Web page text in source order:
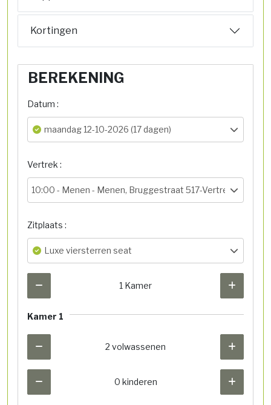
Kortingen
BEREKENING
Datum :
maandag 12-10-2026 (17 dagen)
Vertrek :
10:00 - Menen - Menen, Bruggestraat 517-Vertrekhal
Zitplaats :
Luxe viersterren seat
1 Kamer
Kamer 1
2 volwassenen
0 kinderen